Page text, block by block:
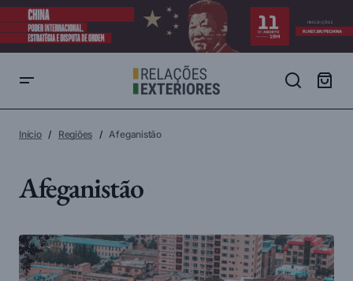
Início Regiões Afeganistão
Afeganistão